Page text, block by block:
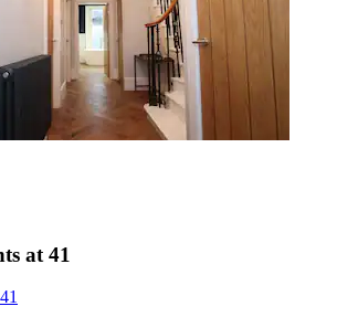
at 41